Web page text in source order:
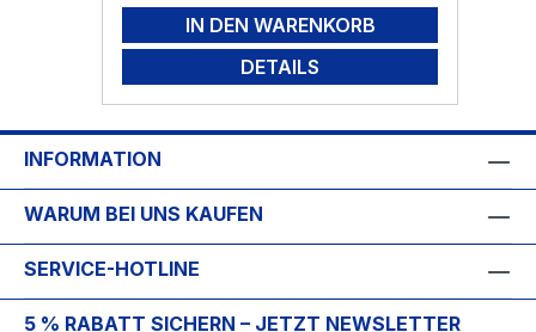
IN DEN WARENKORB
DETAILS
INFORMATION
WARUM BEI UNS KAUFEN
SERVICE-HOTLINE
5 % RABATT SICHERN – JETZT NEWSLETTER